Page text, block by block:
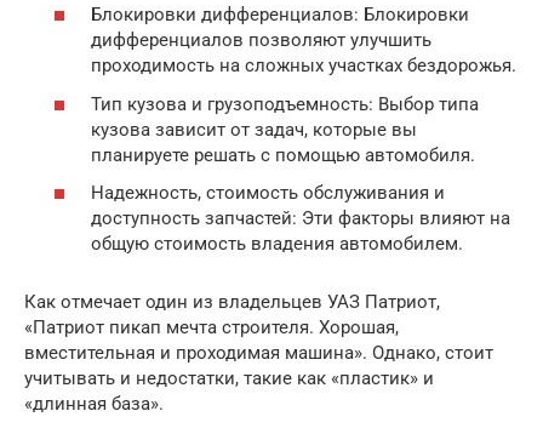
Блокировки дифференциалов: Блокировки
дифференциалов позволяют улучшить
проходимость на сложных участках бездорожья.
Тип кузова и грузоподъемность: Выбор типа
кузова зависит от задач, которые вы
планируете решать с помощью автомобиля.
Надежность, стоимость обслуживания и
доступность запчастей: Эти факторы влияют на
общую стоимость владения автомобилем.
Как отмечает один из владельцев УАЗ Патриот,
«Патриот пикап мечта строителя. Хорошая,
вместительная и проходимая машина». Однако, стоит
учитывать и недостатки, такие как «пластик» и
«длинная база».